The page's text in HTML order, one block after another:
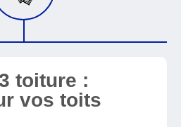
toiture :
vos toits